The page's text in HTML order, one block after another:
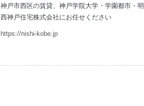
神戸市西区の賃貸、神戸学院大学・学園都市・
西神戸住宅株式会社にお任せください
https://nishi-kobe.jp